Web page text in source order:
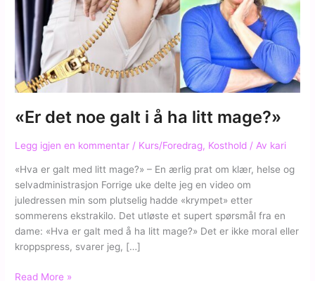
«Er det noe galt i å ha litt mage?»
Legg igjen en kommentar / Kurs/Foredrag, Kosthold / Av kari
«Hva er galt med litt mage?» – En ærlig prat om klær, helse og
selvadministrasjon Forrige uke delte jeg en video om
juledressen min som plutselig hadde «krympet» etter
sommerens ekstrakilo. Det utløste et supert spørsmål fra en
dame: «Hva er galt med å ha litt mage?» Det er ikke moral eller
kroppspress, svarer jeg, […]
«Er
Read More »